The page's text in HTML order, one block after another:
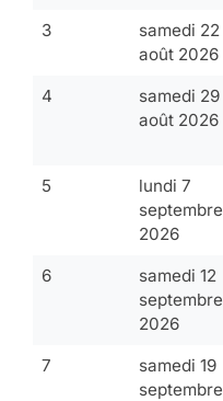
3
samedi 22
août 2026
4
samedi 29
août 2026
5
lundi 7
septembre
2026
6
samedi 12
septembre
2026
7
samedi 19
septembre